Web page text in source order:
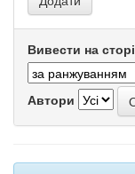
Вивести на
Автори